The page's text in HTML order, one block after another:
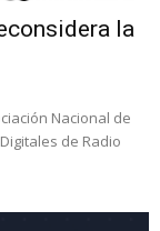
la
Nacional de
de Radio